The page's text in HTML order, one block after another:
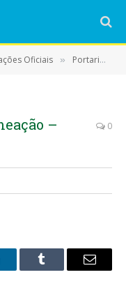
Oficiais » Portarias
–
0
Tumblr
E-